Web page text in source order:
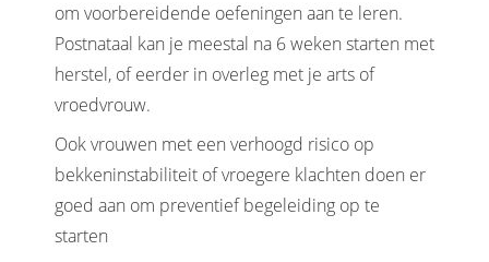
om voorbereidende oefeningen aan te leren.
Postnataal kan je meestal na 6 weken starten met
herstel, of eerder in overleg met je arts of
vroedvrouw.
Ook vrouwen met een verhoogd risico op
bekkeninstabiliteit of vroegere klachten doen er
goed aan om preventief begeleiding op te
starten